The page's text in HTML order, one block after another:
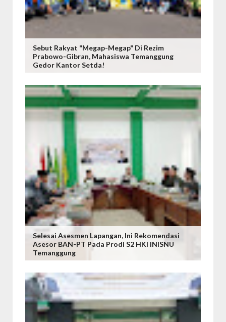
Sebut Rakyat "Megap-Megap" Di Rezim
Prabowo-Gibran, Mahasiswa Temanggung
Gedor Kantor Setda!
Selesai Asesmen Lapangan, Ini Rekomendasi
Asesor BAN-PT Pada Prodi S2 HKI INISNU
Temanggung